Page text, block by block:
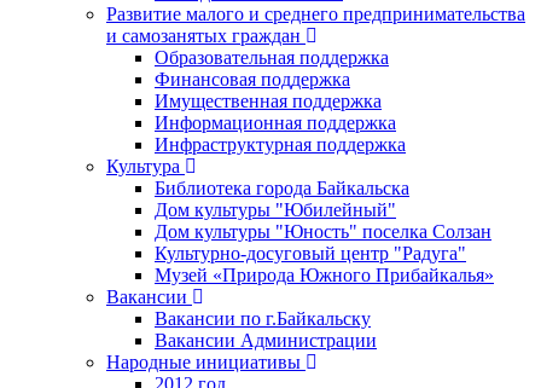
Развитие малого и среднего предпринимательства
и самозанятых граждан
Образовательная поддержка
Финансовая поддержка
Имущественная поддержка
Информационная поддержка
Инфраструктурная поддержка
Культура
Библиотека города Байкальска
Дом культуры "Юбилейный"
Дом культуры "Юность" поселка Солзан
Культурно-досуговый центр "Радуга"
Музей «Природа Южного Прибайкалья»
Вакансии
Вакансии по г.Байкальску
Вакансии Администрации
Народные инициативы
2012 год